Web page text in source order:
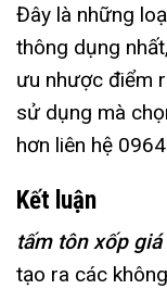
Đây là những
thông dụng
ưu nhược điểm
sử dụng mà
hơn liên hệ
Kết luận
tấm tôn xốp giá
tạo ra các